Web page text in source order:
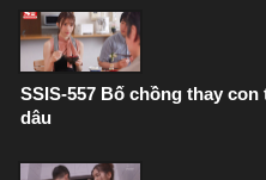
SSIS-557 Bố chồng thay
dâu